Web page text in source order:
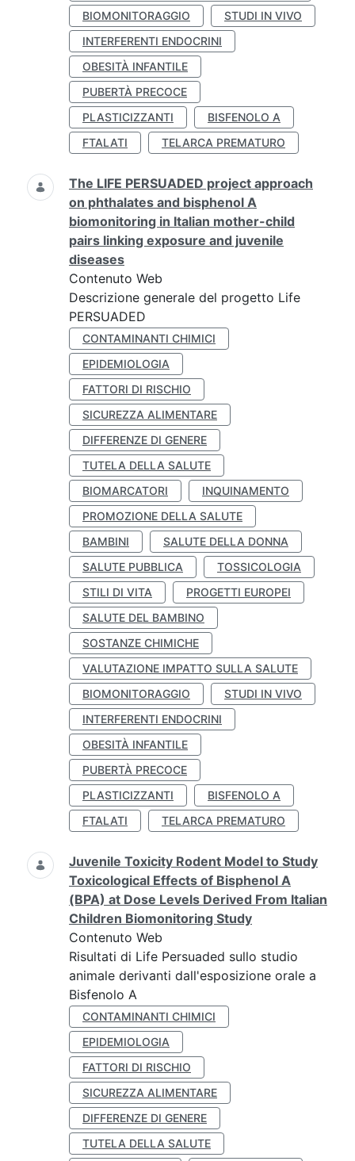
BIOMONITORAGGIO
STUDI IN VIVO
INTERFERENTI ENDOCRINI
OBESITÀ INFANTILE
PUBERTÀ PRECOCE
PLASTICIZZANTI
BISFENOLO A
FTALATI
TELARCA PREMATURO
The LIFE PERSUADED project approach
on phthalates and bisphenol A
biomonitoring in Italian mother-child
pairs linking exposure and juvenile
diseases
Contenuto Web
Descrizione generale del progetto Life
PERSUADED
CONTAMINANTI CHIMICI
EPIDEMIOLOGIA
FATTORI DI RISCHIO
SICUREZZA ALIMENTARE
DIFFERENZE DI GENERE
TUTELA DELLA SALUTE
BIOMARCATORI
INQUINAMENTO
PROMOZIONE DELLA SALUTE
BAMBINI
SALUTE DELLA DONNA
SALUTE PUBBLICA
TOSSICOLOGIA
STILI DI VITA
PROGETTI EUROPEI
SALUTE DEL BAMBINO
SOSTANZE CHIMICHE
VALUTAZIONE IMPATTO SULLA SALUTE
BIOMONITORAGGIO
STUDI IN VIVO
INTERFERENTI ENDOCRINI
OBESITÀ INFANTILE
PUBERTÀ PRECOCE
PLASTICIZZANTI
BISFENOLO A
FTALATI
TELARCA PREMATURO
Juvenile Toxicity Rodent Model to Study
Toxicological Effects of Bisphenol A
(BPA) at Dose Levels Derived From Italian
Children Biomonitoring Study
Contenuto Web
Risultati di Life Persuaded sullo studio
animale derivanti dall'esposizione orale a
Bisfenolo A
CONTAMINANTI CHIMICI
EPIDEMIOLOGIA
FATTORI DI RISCHIO
SICUREZZA ALIMENTARE
DIFFERENZE DI GENERE
TUTELA DELLA SALUTE